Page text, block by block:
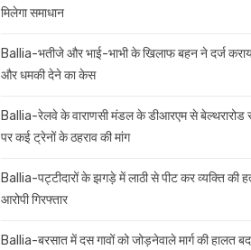
मिलेगा समाधान
Ballia-भतीजे और भाई-भाभी के खिलाफ बहन ने दर्ज
और धमकी देने का केस
Ballia-रेलवे के वाराणसी मंडल के डीआरएम से बेल्थरारोड
पर कई ट्रेनों के ठहराव की मांग
Ballia-पट्टीदारों के झगड़े में लाठी से पीट कर व्यक्ति की
आरोपी गिरफ्तार
Ballia-बरसात में दस गावों को जोड़नेवाले मार्ग की हालत